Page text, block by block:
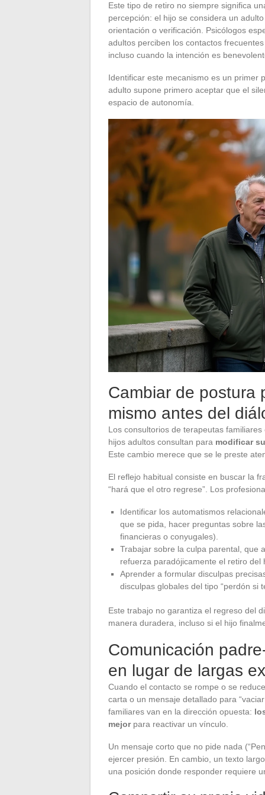
Este tipo de retiro no siempre significa
percepción: el hijo se considera un
orientación o verificación. Psicólogos
adultos perciben los contactos
incluso cuando la intención es
Identificar este mecanismo es un primer
adulto supone primero aceptar que el
espacio de autonomía.
Cambiar de postura
mismo antes del
Los consultorios de terapeutas
hijos adultos consultan para modificar
Este cambio merece que se le preste
El reflejo habitual consiste en buscar la
“hará que el otro regrese”. Los
Identificar los automatismos
que se pida, hacer preguntas sobre
financieras o conyugales).
Trabajar sobre la culpa parental, que
refuerza paradójicamente el retiro del
Aprender a formular disculpas
disculpas globales del tipo “perdón si
Este trabajo no garantiza el regreso del
manera duradera, incluso si el hijo
Comunicación
en lugar de largas
Cuando el contacto se rompe o se
carta o un mensaje detallado para
familiares van en la dirección opuesta:
mejorpara reactivar un vínculo.
Un mensaje corto que no pide nada
ejercer presión. En cambio, un texto
una posición donde responder requiere